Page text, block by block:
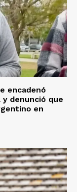
encadenó
denunció que
en